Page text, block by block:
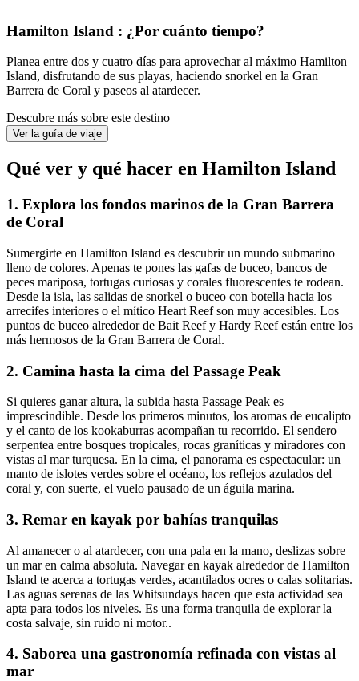
Hamilton Island : ¿Por cuánto tiempo?
Planea entre dos y cuatro días para aprovechar al máximo Hamilton
Island, disfrutando de sus playas, haciendo snorkel en la Gran
Barrera de Coral y paseos al atardecer.
Descubre más sobre este destino
Ver la guía de viaje
Qué ver y qué hacer en Hamilton Island
1. Explora los fondos marinos de la Gran Barrera
de Coral
Sumergirte en Hamilton Island es descubrir un mundo submarino
lleno de colores. Apenas te pones las gafas de buceo, bancos de
peces mariposa, tortugas curiosas y corales fluorescentes te rodean.
Desde la isla, las salidas de snorkel o buceo con botella hacia los
arrecifes interiores o el mítico Heart Reef son muy accesibles. Los
puntos de buceo alrededor de Bait Reef y Hardy Reef están entre los
más hermosos de la Gran Barrera de Coral.
2. Camina hasta la cima del Passage Peak
Si quieres ganar altura, la subida hasta Passage Peak es
imprescindible. Desde los primeros minutos, los aromas de eucalipto
y el canto de los kookaburras acompañan tu recorrido. El sendero
serpentea entre bosques tropicales, rocas graníticas y miradores con
vistas al mar turquesa. En la cima, el panorama es espectacular: un
manto de islotes verdes sobre el océano, los reflejos azulados del
coral y, con suerte, el vuelo pausado de un águila marina.
3. Remar en kayak por bahías tranquilas
Al amanecer o al atardecer, con una pala en la mano, deslizas sobre
un mar en calma absoluta. Navegar en kayak alrededor de Hamilton
Island te acerca a tortugas verdes, acantilados ocres o calas solitarias.
Las aguas serenas de las Whitsundays hacen que esta actividad sea
apta para todos los niveles. Es una forma tranquila de explorar la
costa salvaje, sin ruido ni motor..
4. Saborea una gastronomía refinada con vistas al
mar